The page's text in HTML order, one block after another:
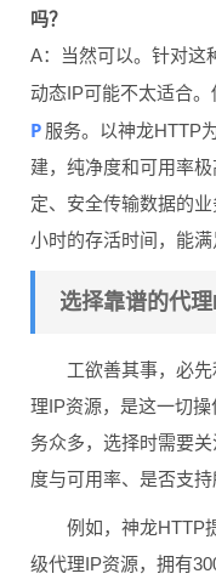
吗？
A：当然可以。针对这
动态IP可能不太适合。
P 服务。以神龙HTTP
建，纯净度和可用率
定、安全传输数据的
小时的存活时间，能满
选择靠谱的代
工欲善其事，必
理IP资源，是这一切
务众多，选择时需要
度与可用率、是否支
例如，神龙HTTP
级代理IP资源，拥有